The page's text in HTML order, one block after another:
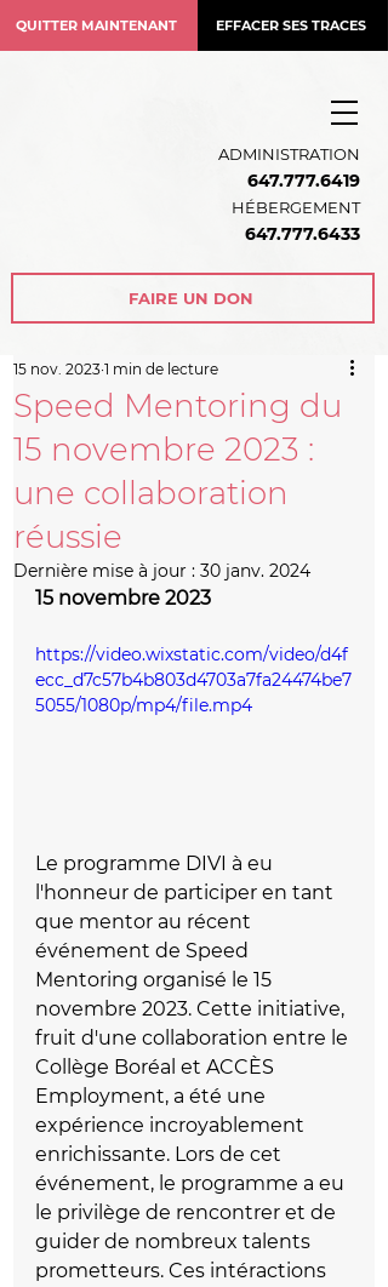
QUITTER MAINTENANT EFFACER SES TRACES
ADMINISTRATION
647.777.6419
HÉBERGEMENT
647.777.6433
FAIRE UN DON
Speed Mentoring du
15 novembre 2023 :
une collaboration
réussie
15 nov. 2023 1 min de lecture
Dernière mise à jour : 30 janv. 2024
15 novembre 2023
https://video.wixstatic.com/video/d4f
ecc_d7c57b4b803d4703a7fa24474be7
5055/1080p/mp4/file.mp4
Le programme DIVI à eu
l'honneur de participer en tant
que mentor au récent
événement de Speed
Mentoring organisé le 15
novembre 2023. Cette initiative,
fruit d'une collaboration entre le
Collège Boréal et ACCÈS
Employment, a été une
expérience incroyablement
enrichissante. Lors de cet
événement, le programme a eu
le privilège de rencontrer et de
guider de nombreux talents
prometteurs. Ces intéractions